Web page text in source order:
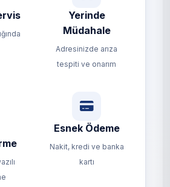
Yerinde
Müdahale
Adresinizde arıza
tespiti ve onarım
Esnek Ödeme
Nakit, kredi ve banka
kartı